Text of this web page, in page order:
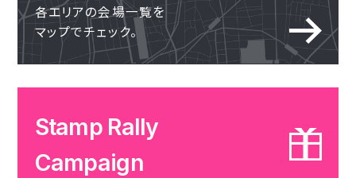
各エリアの会場一覧を
マップでチェック。
Stamp Rally
Campaign